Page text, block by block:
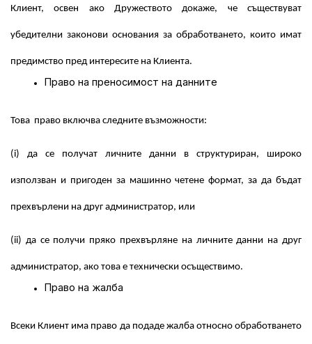
Клиент, освен ако Дружеството докаже, че съществуват
убедителни законови основания за обработването, които имат
предимство пред интересите на Клиента.
Право на преносимост на данните
Това право включва следните възможности:
(i) да се получат личните данни в структуриран, широко
използван и пригоден за машинно четене формат, за да бъдат
прехвърлени на друг администратор, или
(ii) да се получи пряко прехвърляне на личните данни на друг
администратор, ако това е технически осъществимо.
Право на жалба
Всеки Клиент има право да подаде жалба относно обработването